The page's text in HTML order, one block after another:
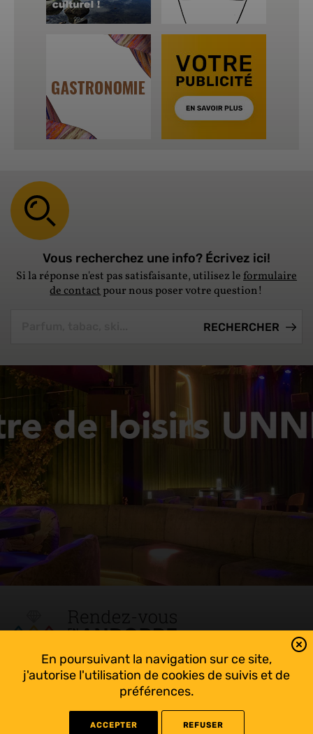
En poursuivant la navigation sur ce site,
j'autorise l'utilisation de cookies de suivis et de
préférences.
ACCEPTER REFUSER
Vous recherchez une info? Écrivez ici!
Si la réponse n'est pas satisfaisante, utilisez leformulaire
de contactpour nous poser votre question!
Tout suivre sur l’Andorre!
Facebook